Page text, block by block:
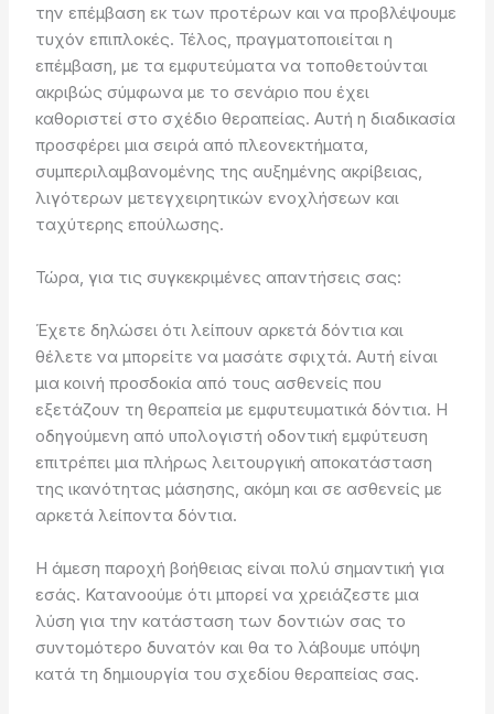
την επέμβαση εκ των προτέρων και να προβλέψουμε
τυχόν επιπλοκές. Τέλος, πραγματοποιείται η
επέμβαση, με τα εμφυτεύματα να τοποθετούνται
ακριβώς σύμφωνα με το σενάριο που έχει
καθοριστεί στο σχέδιο θεραπείας. Αυτή η διαδικασία
προσφέρει μια σειρά από πλεονεκτήματα,
συμπεριλαμβανομένης της αυξημένης ακρίβειας,
λιγότερων μετεγχειρητικών ενοχλήσεων και
ταχύτερης επούλωσης.
Τώρα, για τις συγκεκριμένες απαντήσεις σας:
Έχετε δηλώσει ότι λείπουν αρκετά δόντια και
θέλετε να μπορείτε να μασάτε σφιχτά. Αυτή είναι
μια κοινή προσδοκία από τους ασθενείς που
εξετάζουν τη θεραπεία με εμφυτευματικά δόντια. Η
οδηγούμενη από υπολογιστή οδοντική εμφύτευση
επιτρέπει μια πλήρως λειτουργική αποκατάσταση
της ικανότητας μάσησης, ακόμη και σε ασθενείς με
αρκετά λείποντα δόντια.
Η άμεση παροχή βοήθειας είναι πολύ σημαντική για
εσάς. Κατανοούμε ότι μπορεί να χρειάζεστε μια
λύση για την κατάσταση των δοντιών σας το
συντομότερο δυνατόν και θα το λάβουμε υπόψη
κατά τη δημιουργία του σχεδίου θεραπείας σας.